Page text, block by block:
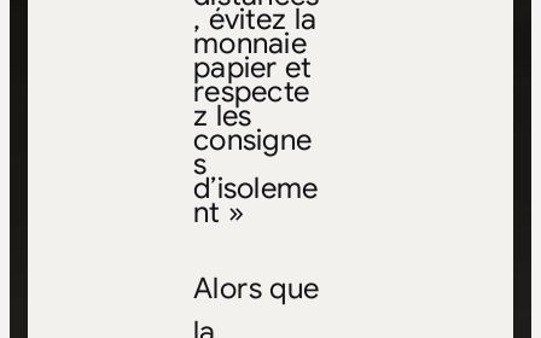
, évitez la
monnaie
papier et
respecte
z les
consigne
s
d’isoleme
nt »
Alors que